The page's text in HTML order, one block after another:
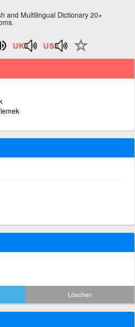
and Multilingual Dictionary 20+
Löschen